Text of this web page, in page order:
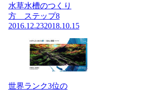
水草水槽のつくり
方 ステップ8
2016.12.232018.10.15
世界ランク3位の